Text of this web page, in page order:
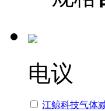
电议
江鲸科技气体